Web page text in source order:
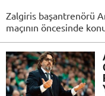
Zalgiris başantrenörü
maçının öncesinde